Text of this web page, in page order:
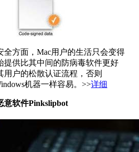
方面，Mac用户的生活只会变得
提供比其中间的防病毒软件更好
户的松散认证流程，否则
机器一样容易。>>详细
软件Pinkslipbot